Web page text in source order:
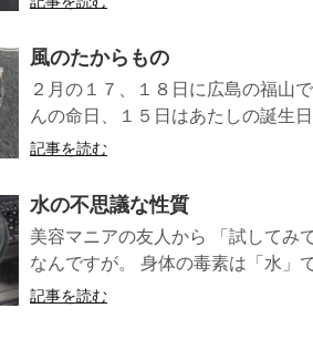
風のたからもの
２月の１７、１８日に広島の福山
んの命日、１５日はあたしの誕生
記事を読む
水の不思議な性質
美容マニアの友人から 「試してみ
なんですが。 身体の毒素は「水」
記事を読む